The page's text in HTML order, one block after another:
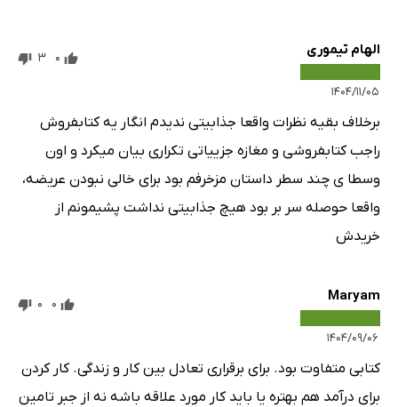
الهام تیموری
۱۴۰۴/۱۱/۰۵
0
3
برخلاف بقیه نظرات واقعا جذابیتی ندیدم انگار یه کتابفروش
راجب کتابفروشی و مغازه جزییاتی تکراری بیان میکرد و اون
وسطا ی چند سطر داستان مزخرفم بود برای خالی نبودن عریضه،
واقعا حوصله سر بر بود هیچ جذابیتی نداشت پشیمونم از
خریدش
Maryam
۱۴۰۴/۰۹/۰۶
0
0
کتابی متفاوت بود. برای برقراری تعادل بین کار و زندگی. کار کردن
برای درآمد هم بهتره یا باید کار مورد علاقه باشه نه از جبر تامین